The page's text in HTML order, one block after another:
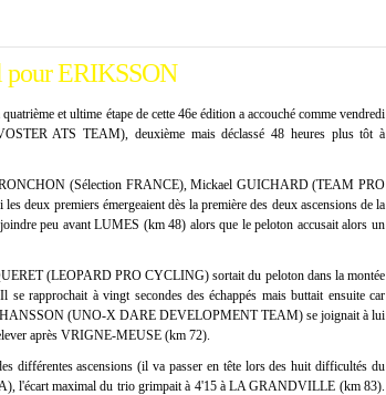
pour ERIKSSON
et ultime étape de cette 46e édition a accouché comme vendredi
ATS TEAM), deuxième mais déclassé 48 heures plus tôt à
(Sélection FRANCE), Mickael GUICHARD (TEAM PRO
premiers émergeaient dès la première des deux ascensions de la
peu avant LUMES (km 48) alors que le peloton accusait alors un
(LEOPARD PRO CYCLING) sortait du peloton dans la montée
rapprochait à vingt secondes des échappés mais buttait ensuite car
(UNO-X DARE DEVELOPMENT TEAM) se joignait à lui
après VRIGNE-MEUSE (km 72).
différentes ascensions (il va passer en tête lors des huit difficultés du
l'écart maximal du trio grimpait à 4'15 à LA GRANDVILLE (km 83).